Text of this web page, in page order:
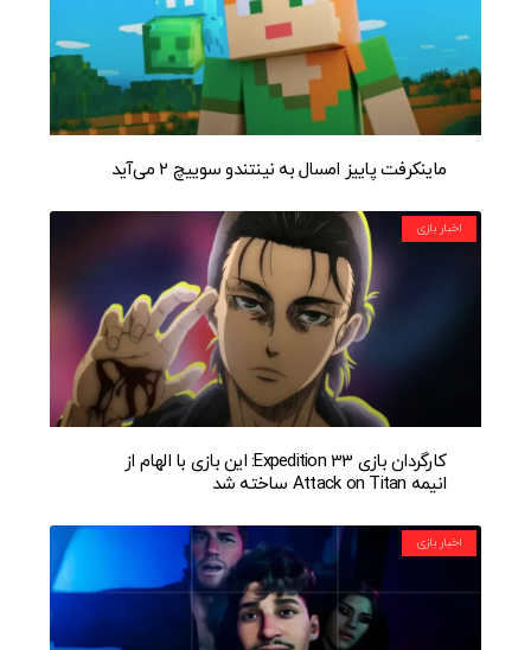
ماینکرفت پاییز امسال به نینتندو سوییچ ۲ می‌آید
اخبار بازی
کارگردان بازی Expedition 33: این بازی با الهام از
انیمه Attack on Titan ساخته شد
اخبار بازی